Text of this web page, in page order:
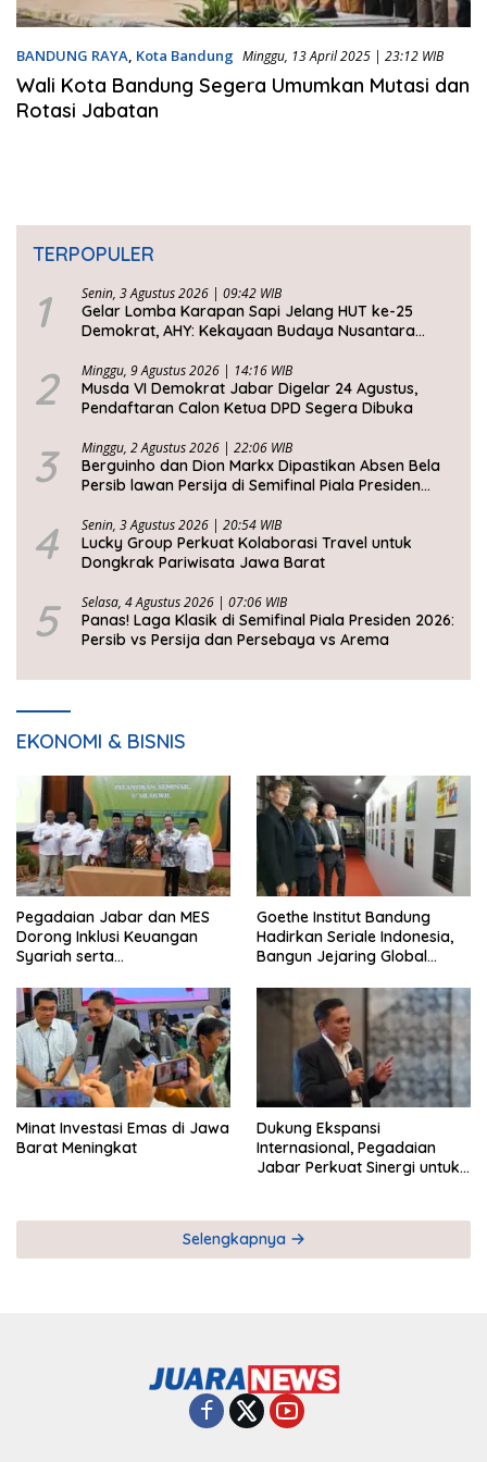
BANDUNG RAYA, Kota Bandung Minggu, 13 April 2025 | 23:12 WIB
Wali Kota Bandung Segera Umumkan Mutasi dan
Rotasi Jabatan
TERPOPULER
1 Senin, 3 Agustus 2026 | 09:42 WIB
Gelar Lomba Karapan Sapi Jelang HUT ke-25
Demokrat, AHY: Kekayaan Budaya Nusantara
2 Minggu, 9 Agustus 2026 | 14:16 WIB
Musda VI Demokrat Jabar Digelar 24 Agustus,
Pendaftaran Calon Ketua DPD Segera Dibuka
3 Minggu, 2 Agustus 2026 | 22:06 WIB
Berguinho dan Dion Markx Dipastikan Absen Bela
Persib lawan Persija di Semifinal Piala Presiden
4 Senin, 3 Agustus 2026 | 20:54 WIB
Lucky Group Perkuat Kolaborasi Travel untuk
Dongkrak Pariwisata Jawa Barat
5 Selasa, 4 Agustus 2026 | 07:06 WIB
Panas! Laga Klasik di Semifinal Piala Presiden 2026:
Persib vs Persija dan Persebaya vs Arema
EKONOMI & BISNIS
Pegadaian Jabar dan MES
Dorong Inklusi Keuangan
Syariah serta
Goethe Institut Bandung
Hadirkan Seriale Indonesia,
Bangun Jejaring Global
Minat Investasi Emas di Jawa
Barat Meningkat
Dukung Ekspansi
Internasional, Pegadaian
Jabar Perkuat Sinergi untuk
Selengkapnya